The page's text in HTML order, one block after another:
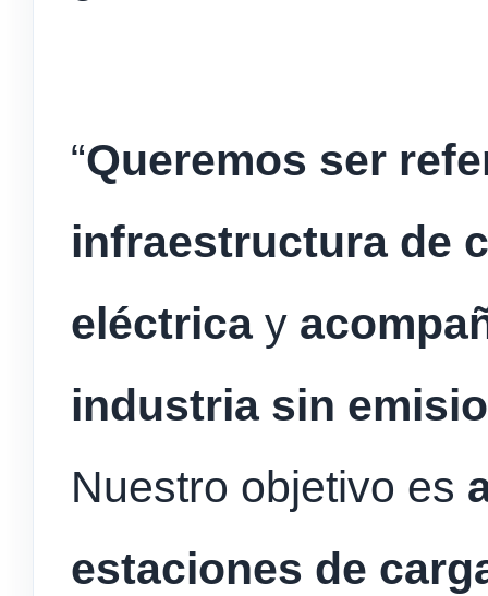
“Queremos ser
infraestructura de
eléctrica y
industria sin
Nuestro objetivo es
estaciones de